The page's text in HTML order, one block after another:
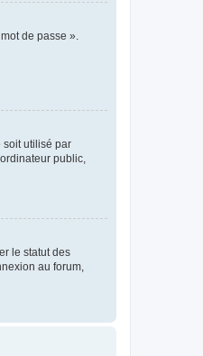
de passe ».
soit utilisé par
public,
le statut des
au forum,